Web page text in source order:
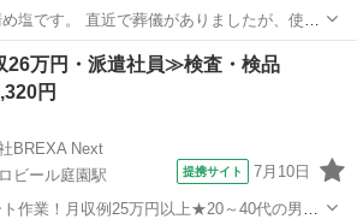
塩です。 直近で葬儀がありましたが、使い
で 有効活用いただける方にお使いいただき
します。
駅 冠婚葬祭
万円・派遣社員≫検査・検品
円
BREXA Next
ビール庭園駅
提携サイト 7月10日
作業！月収例25万円以上★20～40代の男女